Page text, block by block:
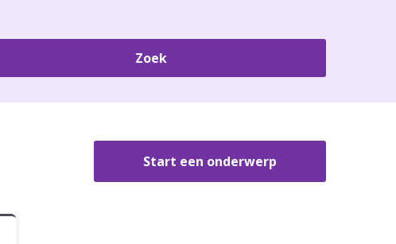
Zoek
Start een onderwerp